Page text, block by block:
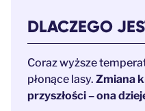
DLACZEGO
Coraz wyższe
płonące lasy. Zmiana
przyszłości – ona